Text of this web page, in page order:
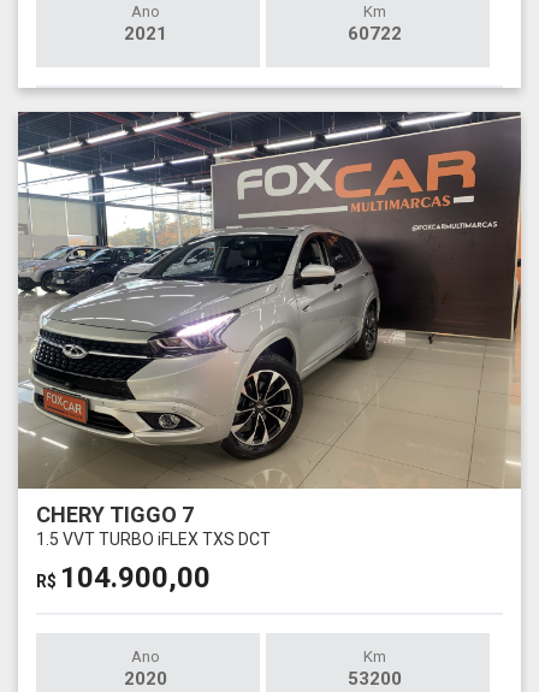
Ano
2021
Km
60722
CHERY TIGGO 7
1.5 VVT TURBO iFLEX TXS DCT
R$ 104.900,00
Ano
2020
Km
53200